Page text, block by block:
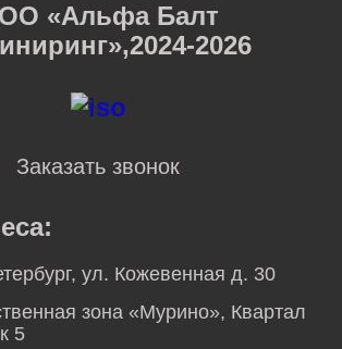
«Альфа Балт
2026
Заказать звонок
ул. Кожевенная д. 30
зона «Мурино», Квартал
5